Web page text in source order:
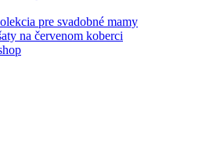
pre svadobné mamy
na červenom koberci